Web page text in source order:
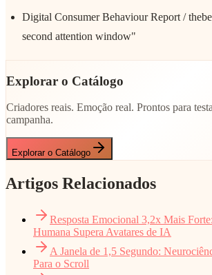
Digital Consumer Behaviour Report /
second attention window"
Explorar o Catálogo
Criadores reais. Emoção real. Prontos para
campanha.
Explorar o Catálogo
Artigos Relacionados
Resposta Emocional 3,2x Mais
Humana Supera Avatares de IA
A Janela de 1,5 Segundo:
Para o Scroll